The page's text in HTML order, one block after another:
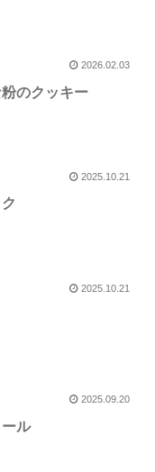
2026.02.03
のクッキー
2025.10.21
2025.10.21
2025.09.20
ル